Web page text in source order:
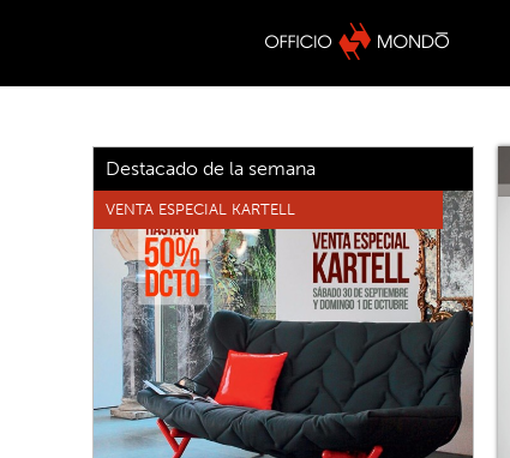
Destacado de la semana
VENTA ESPECIAL KARTELL